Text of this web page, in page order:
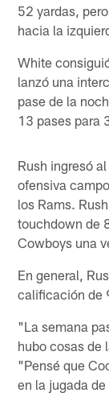
52 yardas,
hacia la
White
lanzó una
pase de la
13 pases para
Rush ingresó
ofensiva
los Rams.
touchdown de
Cowboys una
En general,
calificación de
"La semana
hubo cosas de
"Pensé que
en la jugada